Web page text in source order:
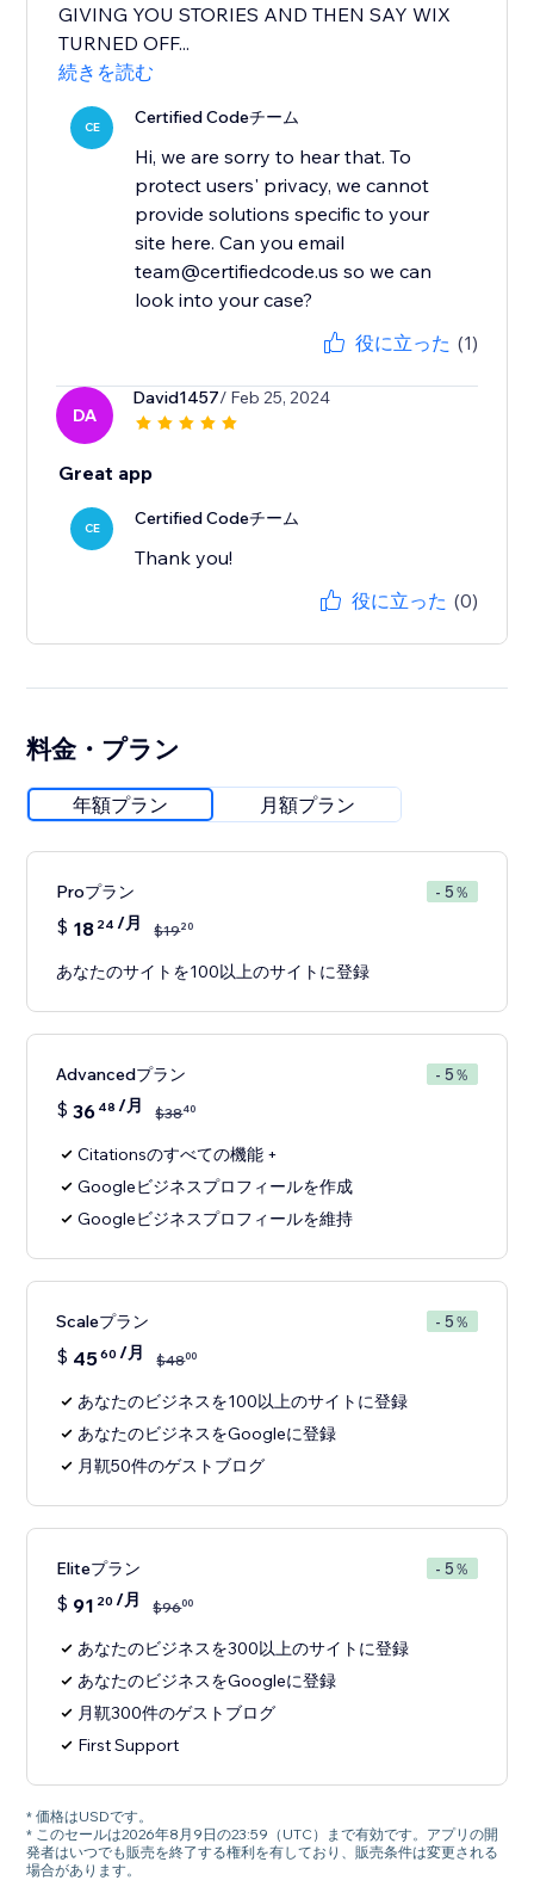
GIVING YOU STORIES AND THEN SAY WIX
TURNED OFF...
続きを読む
CE Certified Codeチーム
Hi, we are sorry to hear that. To
protect users' privacy, we cannot
provide solutions specific to your
site here. Can you email
team@certifiedcode.us so we can
役に立った (1)
DA
David1457/ Feb 25, 2024
Great app
CE Certified Codeチーム
Thank you!
役に立った (0)
料金・プラン
年額プラン 月額プラン
Proプラン - 5％
$ 18 24 /月 $1920
あなたのサイトを100以上のサイトに登録
Advancedプラン - 5％
$ 36 48 /月 $3840
Citationsのすべての機能 +
Googleビジネスプロフィールを作成
Googleビジネスプロフィールを維持
Scaleプラン - 5％
$ 4560 /月 $4800
あなたのビジネスを100以上のサイトに登録
あなたのビジネスをGoogleに登録
月靰50件のゲストブログ
Eliteプラン - 5％
$ 91 20 /月 $9600
あなたのビジネスを300以上のサイトに登録
あなたのビジネスをGoogleに登録
月靰300件のゲストブログ
First Support
* 価格はUSDです。
* このセールは2026年8月9日の23:59（UTC）まで有効です。アプリの開
発者はいつでも販売を終了する権利を有しており、販売条件は変更される
場合があります。